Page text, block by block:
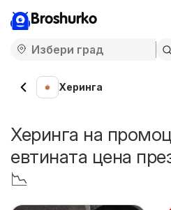
Broshurko
Херинга
Херинга на
евтината цена
📉